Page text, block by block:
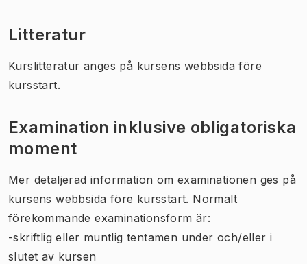
Litteratur
Kurslitteratur anges på kursens webbsida före
kursstart.
Examination inklusive obligatoriska
moment
Mer detaljerad information om examinationen ges på
kursens webbsida före kursstart. Normalt
förekommande examinationsform är:
-skriftlig eller muntlig tentamen under och/eller i
slutet av kursen